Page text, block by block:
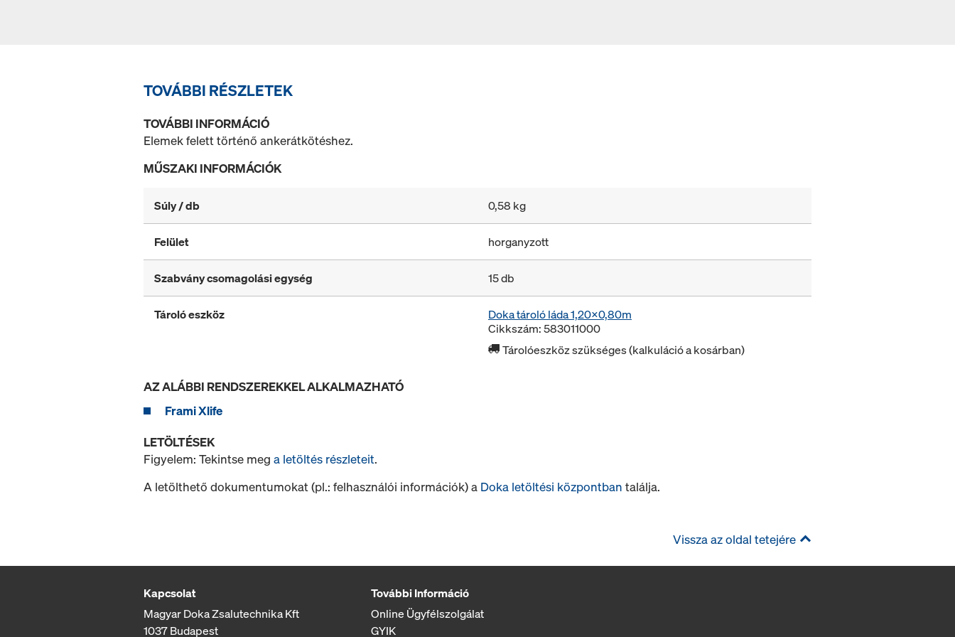
TOVÁBBI RÉSZLETEK
TOVÁBBI INFORMÁCIÓ
Elemek felett történő ankerátkötéshez.
MŰSZAKI INFORMÁCIÓK
Súly / db 0,58 kg
Felület horganyzott
Szabvány csomagolási egység 15 db
Tároló eszköz
Doka tároló láda 1,20x0,80m
Cikkszám: 583011000
Tárolóeszköz szükséges (kalkuláció a kosárban)
AZ ALÁBBI RENDSZEREKKEL ALKALMAZHATÓ
Frami Xlife
LETÖLTÉSEK
Figyelem: Tekintse meg a letöltés részleteit.
A letölthető dokumentumokat (pl.: felhasználói információk) a Doka letöltési központban találja.
Vissza az oldal tetejére
Kapcsolat
Magyar Doka Zsalutechnika Kft
1037 Budapest
További Információ
Online Ügyfélszolgálat
GYIK